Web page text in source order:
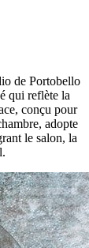
de Portobello
qui reflète la
conçu pour
adopte
le salon, la